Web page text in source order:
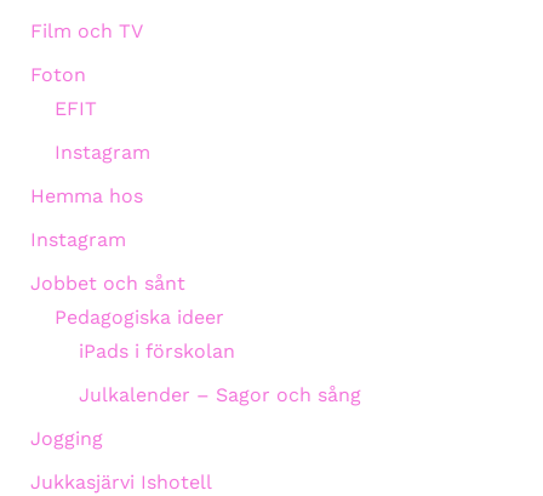
Film och TV
Foton
EFIT
Instagram
Hemma hos
Instagram
Jobbet och sånt
Pedagogiska ideer
iPads i förskolan
Julkalender – Sagor och sång
Jogging
Jukkasjärvi Ishotell